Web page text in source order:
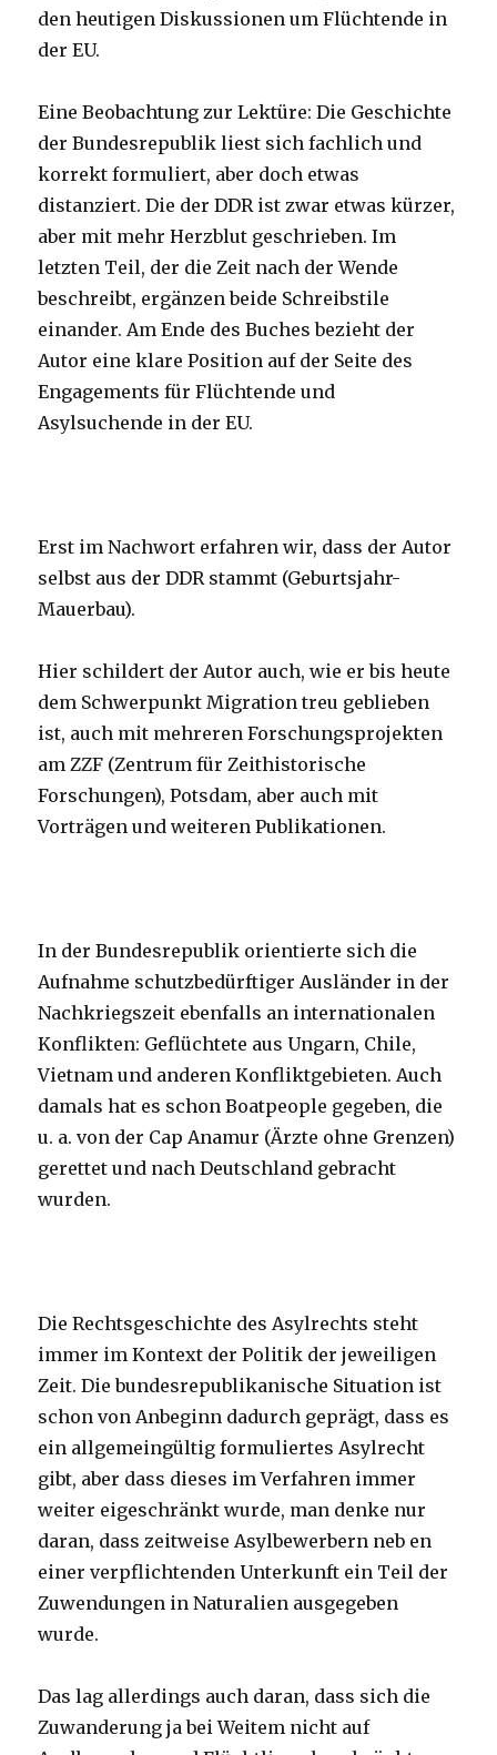
den heutigen Diskussionen um Flüchtende in
der EU.
Eine Beobachtung zur Lektüre: Die Geschichte
der Bundesrepublik liest sich fachlich und
korrekt formuliert, aber doch etwas
distanziert. Die der DDR ist zwar etwas kürzer,
aber mit mehr Herzblut geschrieben. Im
letzten Teil, der die Zeit nach der Wende
beschreibt, ergänzen beide Schreibstile
einander. Am Ende des Buches bezieht der
Autor eine klare Position auf der Seite des
Engagements für Flüchtende und
Asylsuchende in der EU.
Erst im Nachwort erfahren wir, dass der Autor
selbst aus der DDR stammt (Geburtsjahr-
Mauerbau).
Hier schildert der Autor auch, wie er bis heute
dem Schwerpunkt Migration treu geblieben
ist, auch mit mehreren Forschungsprojekten
am ZZF (Zentrum für Zeithistorische
Forschungen), Potsdam, aber auch mit
Vorträgen und weiteren Publikationen.
In der Bundesrepublik orientierte sich die
Aufnahme schutzbedürftiger Ausländer in der
Nachkriegszeit ebenfalls an internationalen
Konflikten: Geflüchtete aus Ungarn, Chile,
Vietnam und anderen Konfliktgebieten. Auch
damals hat es schon Boatpeople gegeben, die
u. a. von der Cap Anamur (Ärzte ohne Grenzen)
gerettet und nach Deutschland gebracht
wurden.
Die Rechtsgeschichte des Asylrechts steht
immer im Kontext der Politik der jeweiligen
Zeit. Die bundesrepublikanische Situation ist
schon von Anbeginn dadurch geprägt, dass es
ein allgemeingültig formuliertes Asylrecht
gibt, aber dass dieses im Verfahren immer
weiter eigeschränkt wurde, man denke nur
daran, dass zeitweise Asylbewerbern neb en
einer verpflichtenden Unterkunft ein Teil der
Zuwendungen in Naturalien ausgegeben
wurde.
Das lag allerdings auch daran, dass sich die
Zuwanderung ja bei Weitem nicht auf